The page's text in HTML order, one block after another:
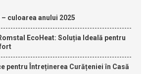
culoarea anului 2025
EcoHeat: Soluția Ideală pentru
pentru Întreținerea Curățeniei în Casă